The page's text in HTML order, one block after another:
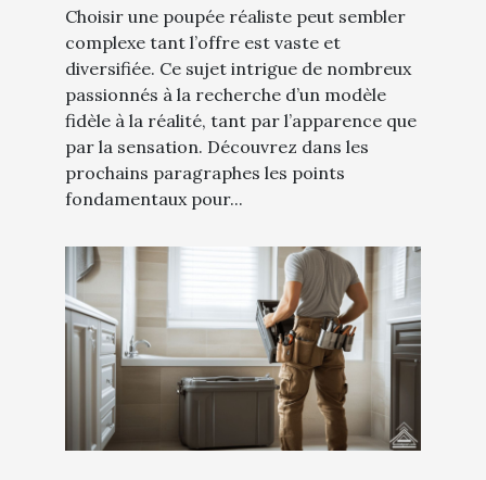
Choisir une poupée réaliste peut sembler
complexe tant l’offre est vaste et
diversifiée. Ce sujet intrigue de nombreux
passionnés à la recherche d’un modèle
fidèle à la réalité, tant par l’apparence que
par la sensation. Découvrez dans les
prochains paragraphes les points
fondamentaux pour...